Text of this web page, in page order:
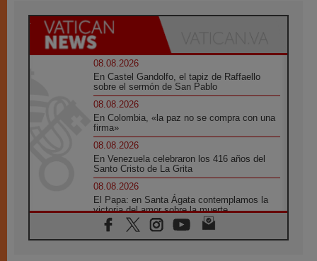
08.08.2026
En Castel Gandolfo, el tapiz de Raffaello
sobre el sermón de San Pablo
08.08.2026
En Colombia, «la paz no se compra con una
firma»
08.08.2026
En Venezuela celebraron los 416 años del
Santo Cristo de La Grita
08.08.2026
El Papa: en Santa Ágata contemplamos la
victoria del amor sobre la muerte
08.08.2026
León XIV visitará el Santuario de la Madre